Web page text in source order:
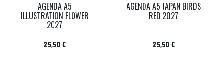
AGENDA A5
ILLUSTRATION FLOWER
2027
Prix
25,50 €
AGENDA A5 JAPAN BIRDS
RED 2027
Prix
25,50 €